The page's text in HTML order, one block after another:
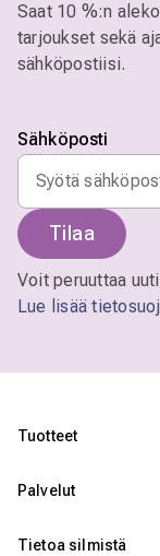
Saat 10 %:n
tarjoukset sekä
sähköpostiisi.
Sähköposti
Tilaa
Voit peruuttaa
Lue lisää
Tuotteet
Palvelut
Tietoa silmistä